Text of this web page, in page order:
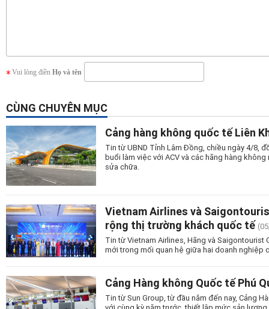
Vui lòng điền Họ và tên
CÙNG CHUYÊN MỤC
Cảng hàng không quốc tế Liên
Tin từ UBND Tỉnh Lâm Đồng, chiều ngày 4/8,
buổi làm việc với ACV và các hãng hàng
sửa chữa.
Vietnam Airlines và
rộng thị trường khách quốc tế
Tin từ Vietnam Airlines, Hãng và
mới trong mối quan hệ giữa hai doanh nghiệp
Cảng Hàng không Quốc tế Phú
Tin từ Sun Group, từ đầu năm đến nay, Cảng